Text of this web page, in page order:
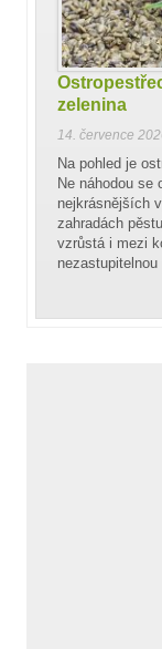
zelenina
14. července
Na pohled je
Ne náhodou se
nejkrásnějších
zahradách
vzrůstá i mezi